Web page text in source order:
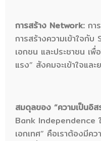
การสร้าง Network: กา
การสร้างความเข้าใจกั
เอกชน และประชาชน เพื่
แรง” สังคมจะเข้าใจและ
สมดุลของ “ความเป็นอิส
Bank Independence ใ
เอกเทศ” คือเราต้องมีค